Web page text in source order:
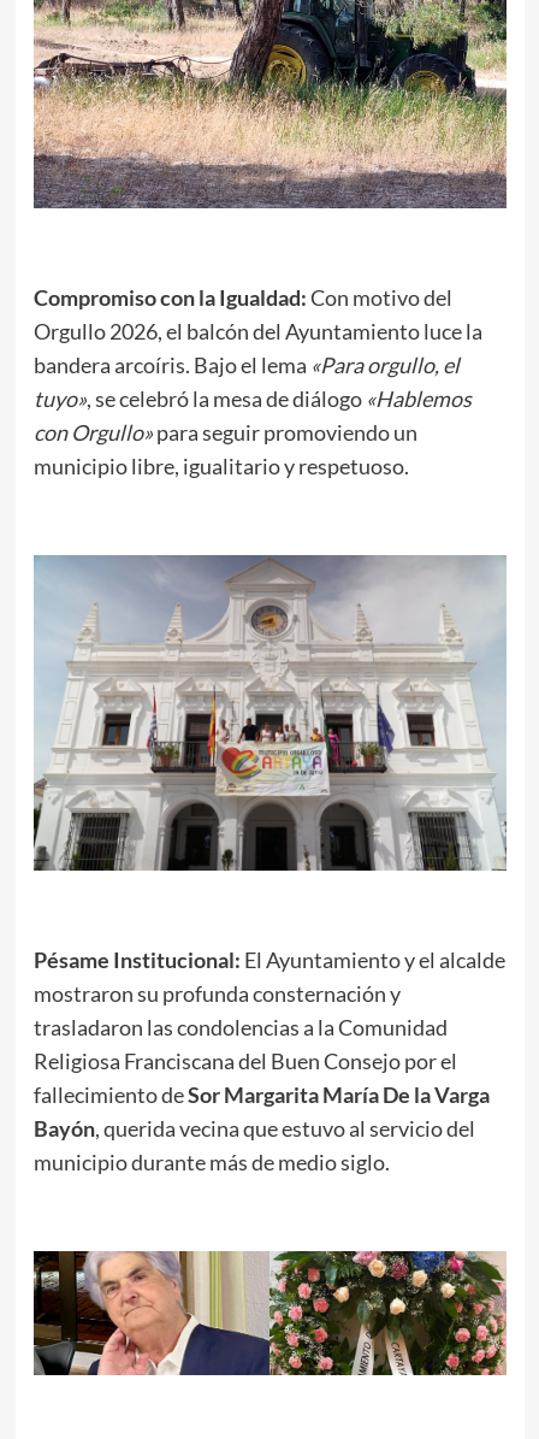
Compromiso con la Igualdad:Con motivo del
Orgullo 2026, el balcón del Ayuntamiento luce la
bandera arcoíris. Bajo el lema «Para orgullo, el
tuyo», se celebró la mesa de diálogo «Hablemos
con Orgullo»para seguir promoviendo un
municipio libre, igualitario y respetuoso.
Pésame Institucional: El Ayuntamiento y el alcalde
mostraron su profunda consternación y
trasladaron las condolencias a la Comunidad
Religiosa Franciscana del Buen Consejo por el
fallecimiento deSor Margarita María De la Varga
Bayón, querida vecina que estuvo al servicio del
municipio durante más de medio siglo.